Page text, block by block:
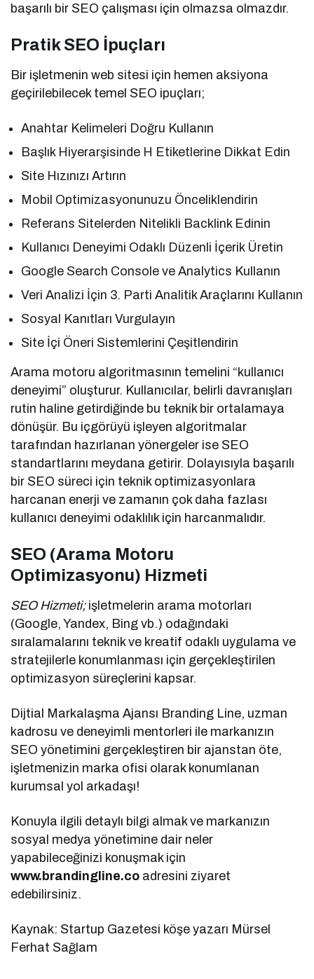
başarılı bir SEO çalışması için olmazsa olmazdır.
Pratik SEO İpuçları
Bir işletmenin web sitesi için hemen aksiyona
geçirilebilecek temel SEO ipuçları;
Anahtar Kelimeleri Doğru Kullanın
Başlık Hiyerarşisinde H Etiketlerine Dikkat Edin
Site Hızınızı Artırın
Mobil Optimizasyonunuzu Önceliklendirin
Referans Sitelerden Nitelikli Backlink Edinin
Kullanıcı Deneyimi Odaklı Düzenli İçerik Üretin
Google Search Console ve Analytics Kullanın
Veri Analizi İçin 3. Parti Analitik Araçlarını Kullanın
Sosyal Kanıtları Vurgulayın
Site İçi Öneri Sistemlerini Çeşitlendirin
Arama motoru algoritmasının temelini “kullanıcı
deneyimi” oluşturur. Kullanıcılar, belirli davranışları
rutin haline getirdiğinde bu teknik bir ortalamaya
dönüşür. Bu içgörüyü işleyen algoritmalar
tarafından hazırlanan yönergeler ise SEO
standartlarını meydana getirir. Dolayısıyla başarılı
bir SEO süreci için teknik optimizasyonlara
harcanan enerji ve zamanın çok daha fazlası
kullanıcı deneyimi odaklılık için harcanmalıdır.
SEO (Arama Motoru
Optimizasyonu) Hizmeti
SEO Hizmeti;işletmelerin arama motorları
(Google, Yandex, Bing vb.) odağındaki
sıralamalarını teknik ve kreatif odaklı uygulama ve
stratejilerle konumlanması için gerçekleştirilen
optimizasyon süreçlerini kapsar.
Dijtial Markalaşma Ajansı Branding Line, uzman
kadrosu ve deneyimli mentorleri ile markanızın
SEO yönetimini gerçekleştiren bir ajanstan öte,
işletmenizin marka ofisi olarak konumlanan
kurumsal yol arkadaşı!
Konuyla ilgili detaylı bilgi almak ve markanızın
sosyal medya yönetimine dair neler
yapabileceğinizi konuşmak için
www.brandingline.co adresini ziyaret
edebilirsiniz.
Kaynak: Startup Gazetesi köşe yazarı Mürsel
Ferhat Sağlam